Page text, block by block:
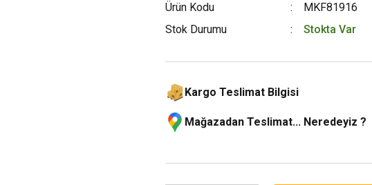
Ürün Kodu
MKF81916
Stok Durumu
Stokta Var
Kargo Teslimat Bilgisi
Mağazadan Teslimat... Neredeyiz ?